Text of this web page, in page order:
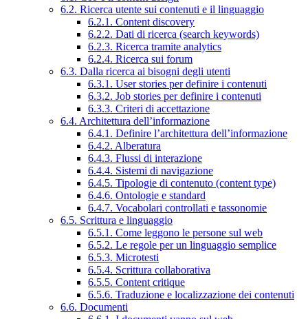
6.2. Ricerca utente sui contenuti e il linguaggio
6.2.1. Content discovery
6.2.2. Dati di ricerca (search keywords)
6.2.3. Ricerca tramite analytics
6.2.4. Ricerca sui forum
6.3. Dalla ricerca ai bisogni degli utenti
6.3.1. User stories per definire i contenuti
6.3.2. Job stories per definire i contenuti
6.3.3. Criteri di accettazione
6.4. Architettura dell’informazione
6.4.1. Definire l’architettura dell’informazione
6.4.2. Alberatura
6.4.3. Flussi di interazione
6.4.4. Sistemi di navigazione
6.4.5. Tipologie di contenuto (content type)
6.4.6. Ontologie e standard
6.4.7. Vocabolari controllati e tassonomie
6.5. Scrittura e linguaggio
6.5.1. Come leggono le persone sul web
6.5.2. Le regole per un linguaggio semplice
6.5.3. Microtesti
6.5.4. Scrittura collaborativa
6.5.5. Content critique
6.5.6. Traduzione e localizzazione dei contenuti
6.6. Documenti